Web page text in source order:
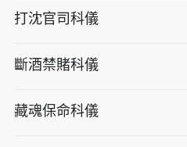
打沈官司科儀
斷酒禁賭科儀
藏魂保命科儀